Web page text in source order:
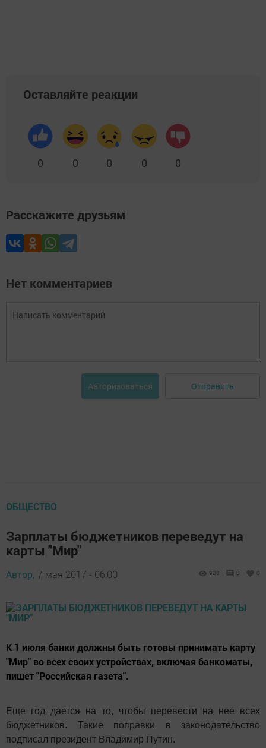
Оставляйте реакции
0 0 0 0 0
Расскажите друзьям
Нет комментариев
Авторизоваться Отправить
ОБЩЕСТВО
Зарплаты бюджетников переведут на
карты "Мир"
Автор, 7 мая 2017 - 06:00 938 0 0
К 1 июля банки должны быть готовы принимать карту
"Мир" во всех своих устройствах, включая банкоматы,
пишет "Российская газета".
Еще год дается на то, чтобы перевести на нее всех
бюджетников. Такие поправки в законодательство
подписал президент Владимир Путин.